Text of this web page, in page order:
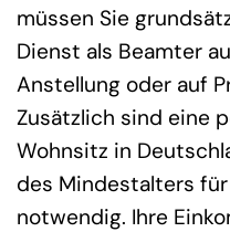
müssen Sie
Dienst als Beamter
Anstellung oder auf
Zusätzlich sind eine
Wohnsitz in
des Mindestalters
notwendig. Ihre